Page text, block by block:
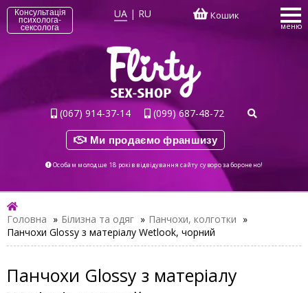
Консультація
психолога-
сексолога
UA | RU Кошик
меню
(067) 914-37-14 (099) 687-48-72
Ми продаємо франшизу
Особам молодше 18 років відвідування сайту суворо заборонено!
Головна » Білизна та одяг » Панчохи, колготки »
Панчохи Glossy з матеріалу Wetlook, чорний
Панчохи Glossy з матеріалу